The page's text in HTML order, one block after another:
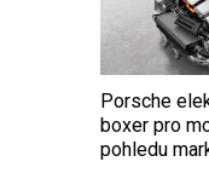
Porsche
boxer pro
pohledu